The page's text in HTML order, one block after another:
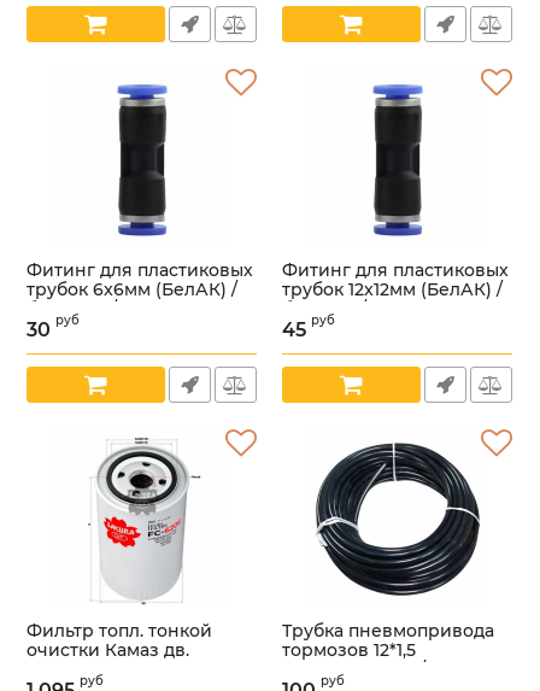
Фитинг для пластиковых
трубок 6x6мм (БелАК) /
бак90006/
Артикул:
30 руб
Фитинг для пластиковых
трубок 12x12мм (БелАК) /
бак90012/
Артикул:
45 руб
Фильтр топл. тонкой
очистки Камаз дв.
Cummins ISBe (Sakura)
руб
Трубка пневмопривода
тормозов 12*1,5
(MEGAPOWER) /350-46-
руб